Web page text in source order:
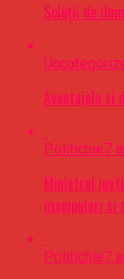
Soluții de
Avantajele si
Politichie7
Ministrul
manipulari si
Politichie7